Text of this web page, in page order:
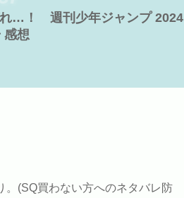
…！ 週刊少年ジャンプ 2024
感想
(SQ買わない方へのネタバレ防